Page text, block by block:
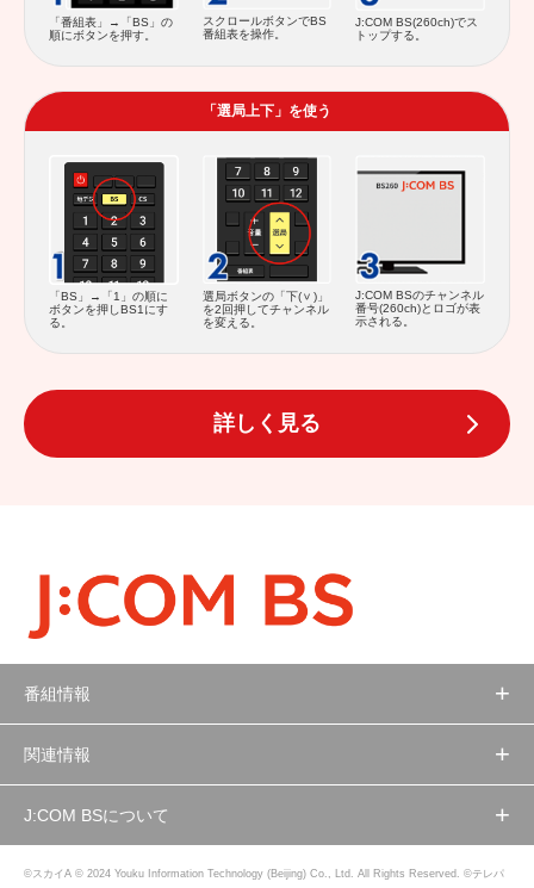
「番組表」→「BS」の
順にボタンを押す。
スクロールボタンでBS
番組表を操作。
J:COM BS(260ch)でス
トップする。
「選局上下」を使う
「BS」→「1」の順に
ボタンを押しBS1にす
る。
選局ボタンの「下(
)」
を2回押してチャンネル
を変える。
J:COM BSのチャンネル
番号(260ch)とロゴが表
示される。
詳しく見る
番組情報
関連情報
J:COM BSについて
©スカイA © 2024 Youku Information Technology (Beijing) Co., Ltd. All Rights Reserved. ©テレパ